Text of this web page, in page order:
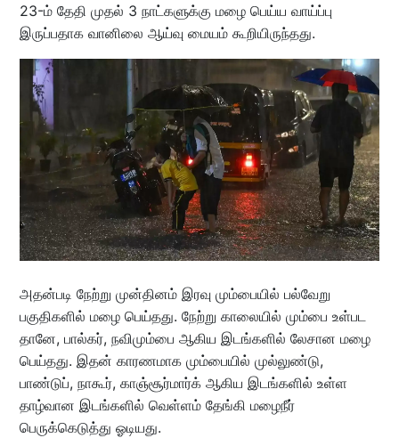
23-ம் தேதி முதல் 3 நாட்களுக்கு மழை பெய்ய வாய்ப்பு
இருப்பதாக வானிலை ஆய்வு மையம் கூறியிருந்தது.
அதன்படி நேற்று முன்தினம் இரவு மும்பையில் பல்வேறு
பகுதிகளில் மழை பெய்தது. நேற்று காலையில் மும்பை உள்பட
தானே, பால்கர், நவிமும்பை ஆகிய இடங்களில் லேசான மழை
பெய்தது. இதன் காரணமாக மும்பையில் முல்லுண்டு,
பாண்டுப், நாகூர், காஞ்சூர்மார்க் ஆகிய இடங்களில் உள்ள
தாழ்வான இடங்களில் வெள்ளம் தேங்கி மழைநீர்
பெருக்கெடுத்து ஓடியது.